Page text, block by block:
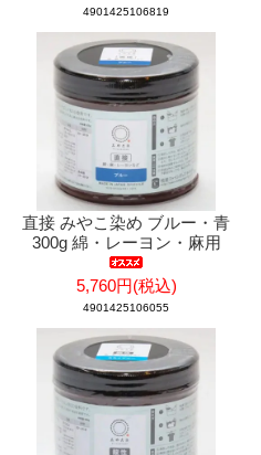
4901425106819
直接 みやこ染め ブルー・青
300g 綿・レーヨン・麻用
5,760円(税込)
4901425106055